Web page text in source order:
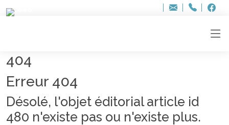
Adresse
info..hâthe..
Tel.
Tel.
404
Erreur 404
Désolé, l'objet éditorial article id
480 n'existe pas ou n'existe plus.